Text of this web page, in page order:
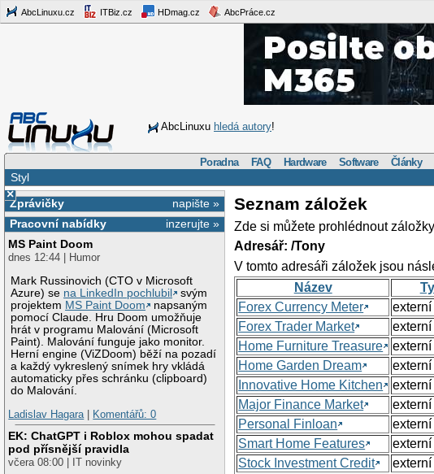
AbcLinuxu.cz ITBiz.cz HDmag.cz AbcPráce.cz
AbcLinuxu hledá autory!
Poradna FAQ Hardware Software Články
Styl
×
napište »
Zprávičky
inzerujte »
Pracovní nabídky
MS Paint Doom
dnes 12:44 | Humor
Mark Russinovich (CTO v Microsoft
Azure) se na LinkedIn pochlubil
svým
projektem MS Paint Doom
napsaným
pomocí Claude. Hru Doom umožňuje
hrát v programu Malování (Microsoft
Paint). Malování funguje jako monitor.
Herní engine (ViZDoom) běží na pozadí
a každý vykreslený snímek hry vkládá
automaticky přes schránku (clipboard)
do Malování.
Ladislav Hagara| Komentářů: 0
EK: ChatGPT i Roblox mohou spadat
pod přísnější pravidla
včera 08:00 | IT novinky
Seznam záložek
Zde si můžete prohlédnout
Adresář: /Tony
V tomto adresáři záložek jsou
Název
Forex Currency Meter
Forex Trader Market
Home Furniture Treasure
Home Garden Dream
Innovative Home Kitchen
Major Finance Market
Personal Finloan
Smart Home Features
Stock Investment Credit